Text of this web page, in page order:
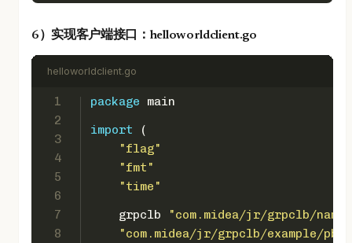
6）实现客户端接口：helloworldclient.go
helloworldclient.go
1
2
3
4
5
6
7
8
package main
import (
"flag"
"fmt"
"time"
    grpclb
"com.midea/jr/grpclb/
"com.midea/jr/grpclb/example/pb"